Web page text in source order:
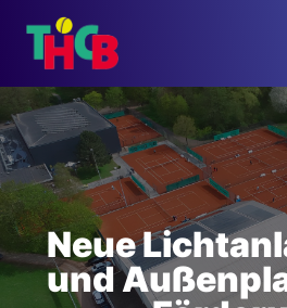
springen
Neue
und